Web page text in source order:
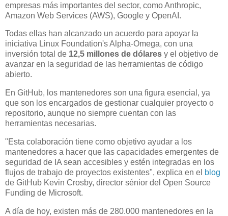
empresas más importantes del sector, como Anthropic,
Amazon Web Services (AWS), Google y OpenAI.
Todas ellas han alcanzado un acuerdo para apoyar la
iniciativa Linux Foundation's Alpha-Omega, con una
inversión total de 12,5 millones de dólares y el objetivo de
avanzar en la seguridad de las herramientas de código
abierto.
En GitHub, los mantenedores son una figura esencial, ya
que son los encargados de gestionar cualquier proyecto o
repositorio, aunque no siempre cuentan con las
herramientas necesarias.
"Esta colaboración tiene como objetivo ayudar a los
mantenedores a hacer que las capacidades emergentes de
seguridad de IA sean accesibles y estén integradas en los
flujos de trabajo de proyectos existentes", explica en el blog
de GitHub Kevin Crosby, director sénior del Open Source
Funding de Microsoft.
A día de hoy, existen más de 280.000 mantenedores en la